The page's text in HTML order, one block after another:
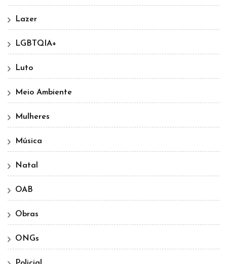
Lazer
LGBTQIA+
Luto
Meio Ambiente
Mulheres
Música
Natal
OAB
Obras
ONGs